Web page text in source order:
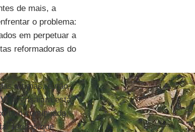
de mais, a
o problema:
em perpetuar a
reformadoras do
vítimas, e não
já ensaiara esta
tem continuado,
feridas que